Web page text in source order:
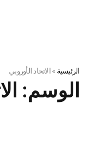
الرئيسية »الاتحاد الأوروبي
الوسم: